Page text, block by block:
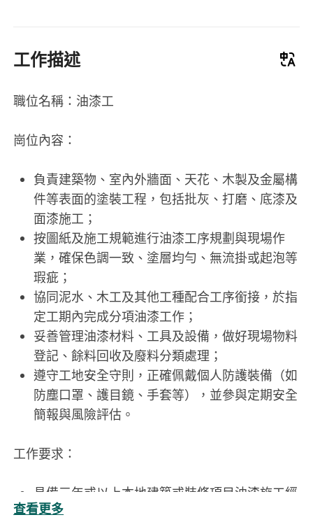
工作描述
職位名稱：油漆工
崗位內容：
負責建築物、室內外牆面、天花、木製及金屬構
件等表面的塗裝工程，包括批灰、打磨、底漆及
面漆施工；
按圖紙及施工規範進行油漆工序規劃與現場作
業，確保色調一致、塗層均勻、無流掛或起泡等
瑕疵；
協同泥水、木工及其他工種配合工序銜接，於指
定工期內完成分項油漆工作；
妥善管理油漆材料、工具及設備，做好現場物料
登記、餘料回收及廢料分類處理；
遵守工地安全守則，正確佩戴個人防護裝備（如
防塵口罩、護目鏡、手套等），並參與定期安全
簡報與風險評估。
工作要求：
具備三年或以上本地建築或裝修項目油漆施工經
驗，熟悉香港常見塗裝系統（如乳膠漆、油性
查看更多